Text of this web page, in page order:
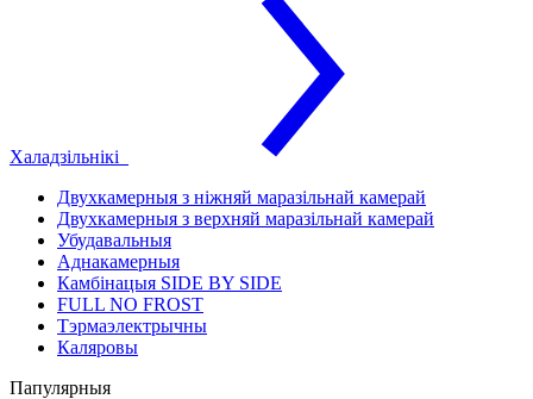
Халадзільнікі
Двухкамерныя з ніжняй маразільнай камерай
Двухкамерныя з верхняй маразільнай камерай
Убудавальныя
Аднакамерныя
Камбінацыя SIDE BY SIDE
FULL NO FROST
Тэрмаэлектрычны
Каляровы
Папулярныя